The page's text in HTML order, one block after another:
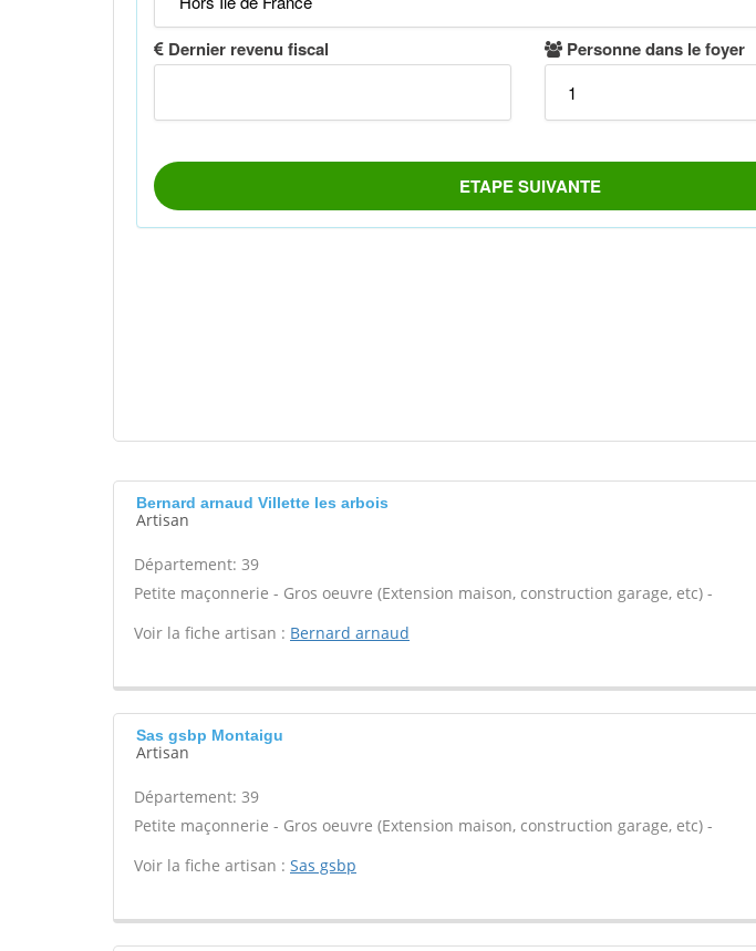
Bernard arnaud Villette les arbois
Artisan
Département: 39
Petite maçonnerie - Gros oeuvre (Extension maison, construction garage, etc) -
Voir la fiche artisan : Bernard arnaud
Sas gsbp Montaigu
Artisan
Département: 39
Petite maçonnerie - Gros oeuvre (Extension maison, construction garage, etc) -
Voir la fiche artisan : Sas gsbp